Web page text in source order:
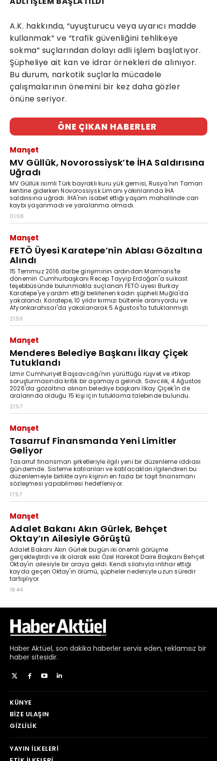
Haber Aktüel, son dakika haberler servis eden, reklamsız bir
haber sitesidir.
KÜNYE
BIZE ULAŞIN
GIZLILIK
YAYIN İLKELERI